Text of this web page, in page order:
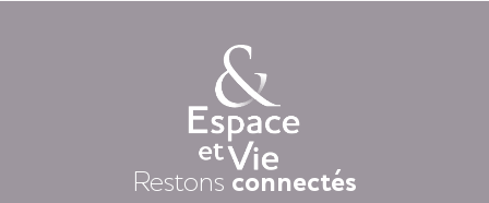
vie privatif et vous êtes libre d’y vivre selon votre rythme et
Chaque jour, nous mettons à disposition des animations
variées auxquelles, vous restez libre d’y participer, une
restauration « fait-maison », et une aide à la personne
attentionnée, réalisée par des équipes de professionnels
Dans nos résidences pour personnes âgées vous vivez dans
la tranquillité grâce au dispositif d’appel d’urgence et la
Restons connectés